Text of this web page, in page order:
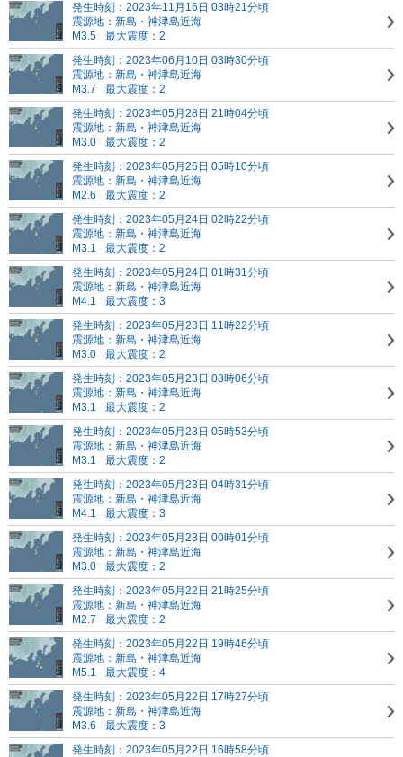
発生時刻：2023年11月16日 03時21分頃
震源地：新島・神津島近海
M3.5
最大震度：2
発生時刻：2023年06月10日 03時30分頃
震源地：新島・神津島近海
M3.7
最大震度：2
発生時刻：2023年05月28日 21時04分頃
震源地：新島・神津島近海
M3.0
最大震度：2
発生時刻：2023年05月26日 05時10分頃
震源地：新島・神津島近海
M2.6
最大震度：2
発生時刻：2023年05月24日 02時22分頃
震源地：新島・神津島近海
M3.1
最大震度：2
発生時刻：2023年05月24日 01時31分頃
震源地：新島・神津島近海
M4.1
最大震度：3
発生時刻：2023年05月23日 11時22分頃
震源地：新島・神津島近海
M3.0
最大震度：2
発生時刻：2023年05月23日 08時06分頃
震源地：新島・神津島近海
M3.1
最大震度：2
発生時刻：2023年05月23日 05時53分頃
震源地：新島・神津島近海
M3.1
最大震度：2
発生時刻：2023年05月23日 04時31分頃
震源地：新島・神津島近海
M4.1
最大震度：3
発生時刻：2023年05月23日 00時01分頃
震源地：新島・神津島近海
M3.0
最大震度：2
発生時刻：2023年05月22日 21時25分頃
震源地：新島・神津島近海
M2.7
最大震度：2
発生時刻：2023年05月22日 19時46分頃
震源地：新島・神津島近海
M5.1
最大震度：4
発生時刻：2023年05月22日 17時27分頃
震源地：新島・神津島近海
M3.6
最大震度：3
発生時刻：2023年05月22日 16時58分頃